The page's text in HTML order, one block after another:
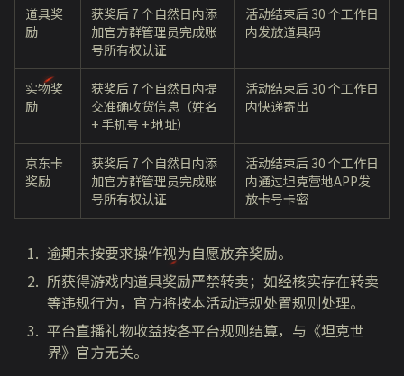
道具奖
励
获奖后 7 个自然日内添
加官方群管理员完成账
号所有权认证
活动结束后 30 个工作日
内发放道具码
实物奖
励
获奖后 7 个自然日内提
交准确收货信息（姓名
+ 手机号 + 地址）
活动结束后 30 个工作日
内快递寄出
京东卡
奖励
获奖后 7 个自然日内添
加官方群管理员完成账
号所有权认证
活动结束后 30 个工作日
内通过坦克营地APP发
放卡号卡密
逾期未按要求操作视为自愿放弃奖励。
所获得游戏内道具奖励严禁转卖；如经核实存在转卖
等违规行为，官方将按本活动违规处置规则处理。
平台直播礼物收益按各平台规则结算，与《坦克世
界》官方无关。